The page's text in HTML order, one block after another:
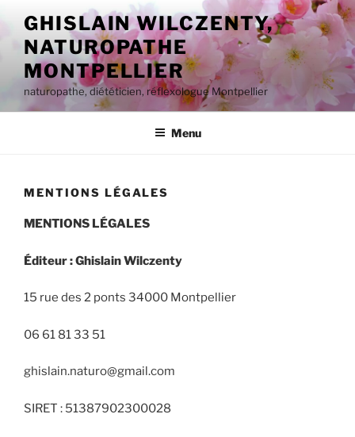
contenu
principal
GHISLAIN WILCZENTY,
NATUROPATHE
MONTPELLIER
naturopathe, diététicien, réflexologue Montpellier
Menu
MENTIONS LÉGALES
MENTIONS LÉGALES
Éditeur :Ghislain Wilczenty
15 rue des 2 ponts 34000 Montpellier
06 61 81 33 51
ghislain.naturo@gmail.com
SIRET : 51387902300028